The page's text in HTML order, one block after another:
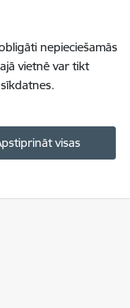
nepieciešamās
vietnē var tikt
visas